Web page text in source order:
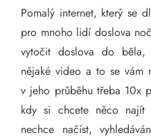
Pomalý internet, který se
pro mnoho lidí doslova
vytočit doslova do
nějaké video a to se vám
v jeho průběhu třeba 10x
kdy si chcete něco
nechce načíst,